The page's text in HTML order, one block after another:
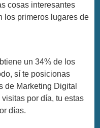
cosas interesantes
los primeros lugares de
un 34% de los
sí te posicionas
de Marketing Digital
por día, tu estas
días.